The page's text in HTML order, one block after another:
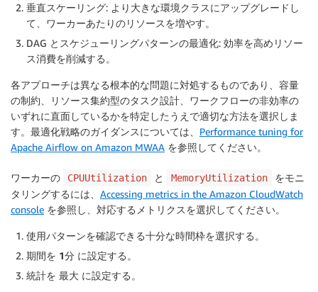
垂直スケーリング: より大きな環境クラスにアップグレードし
て、ワーカーあたりのリソースを増やす。
DAG とスケジューリングパターンの最適化: 効率を高めリソー
ス消費を削減する。
各アプローチは異なる根本的な問題に対処するものであり、容量
の制約、リソース集約型のタスク設計、ワークフローの非効率の
いずれに直面しているかを特定したうえで適切な方法を選択しま
す。最適化戦略のガイダンスについては、 Performance tuning for
Apache Airflow on Amazon MWAA を参照してください。
ワーカーの CPUUtilization と MemoryUtilization
をモニ
タリングするには、 Accessing metrics in the Amazon CloudWatch
console を参照し、対応するメトリクスを選択してください。
使用パターンを確認できる十分な時間枠を選択する。
期間を 1分 に設定する。
統計を 最大 に設定する。